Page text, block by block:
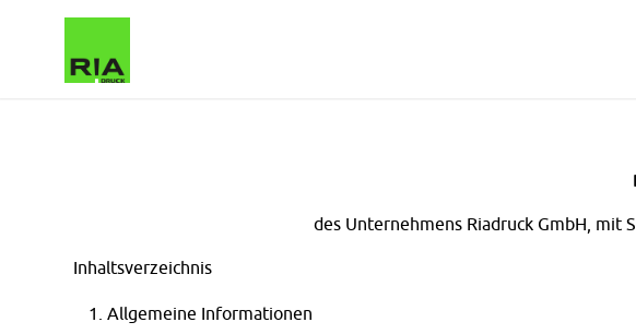
des Unternehmens Riadruck GmbH, mit
Inhaltsverzeichnis
Allgemeine Informationen